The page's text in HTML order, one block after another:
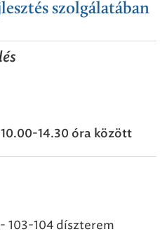
szolgálatában
14.30 óra között
103-104 díszterem